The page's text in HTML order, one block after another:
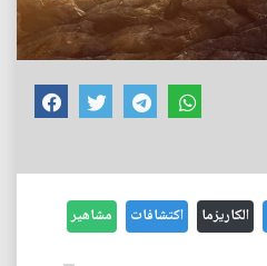
الكاريزما اكتشافات مشاهير